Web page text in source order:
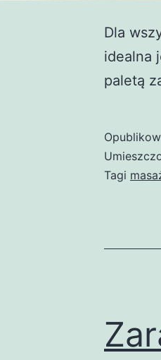
Dla
idealna
paletą
Tagi